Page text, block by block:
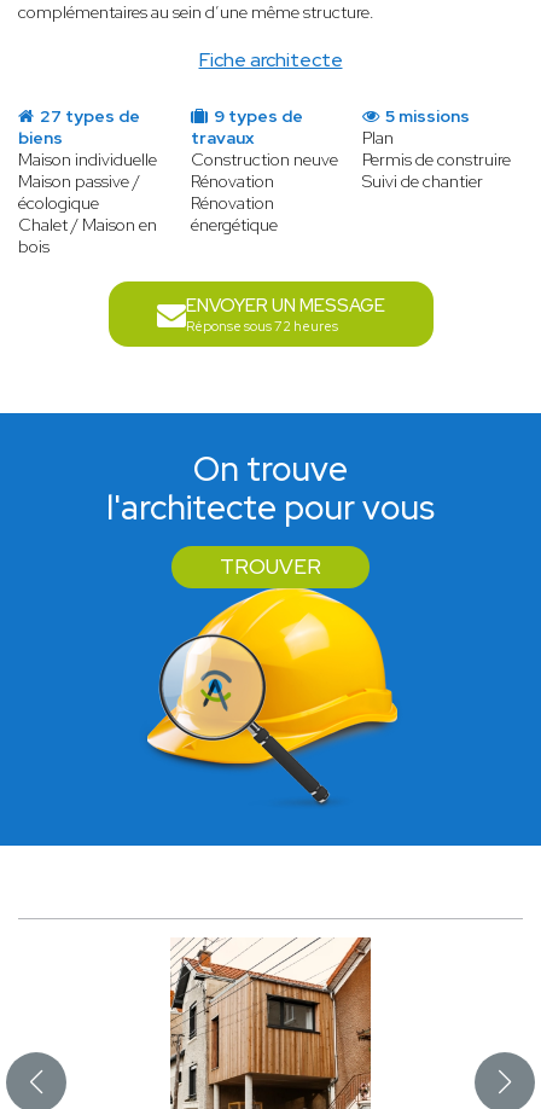
Fiche architecte
complémentaires au sein d’une même structure.
27 types de
biens
Maison individuelle
Maison passive /
écologique
Chalet / Maison en
bois
9 types de
travaux
Construction neuve
Rénovation
Rénovation
énergétique
5 missions
Plan
Permis de construire
Suivi de chantier
ENVOYER UN MESSAGE
Réponse sous 72 heures
On trouve
l'architecte pour vous
TROUVER